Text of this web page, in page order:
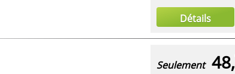
Détails
Seulement 48,